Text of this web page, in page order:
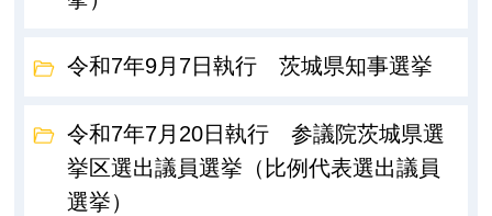
令和7年9月7日執行 茨城県知事選挙
令和7年7月20日執行 参議院茨城県選
挙区選出議員選挙（比例代表選出議員
選挙）